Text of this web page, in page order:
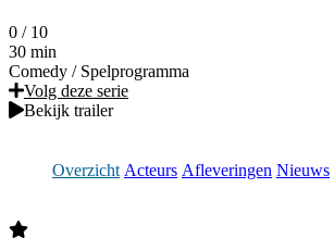
0 / 10
30 min
Comedy / Spelprogramma
Volg deze serie
Bekijk trailer
Overzicht Acteurs Afleveringen Nieuws